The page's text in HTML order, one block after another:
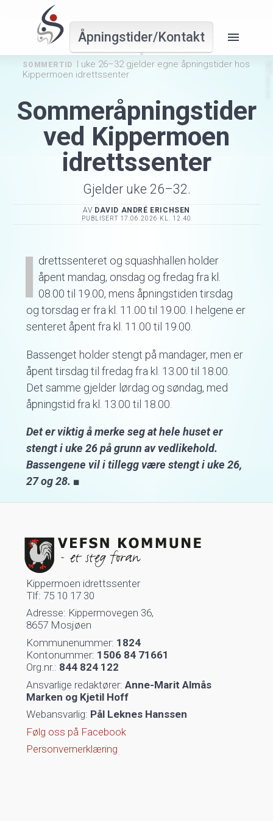
SOMMERTID
I uke 26–32 gjelder egne åpningstider hos
Kippermoen idrettssenter
Sommeråpningstider
ved Kippermoen
idrettssenter
Gjelder uke 26–32.
AV DAVID ANDRÉ ERICHSEN
PUBLISERT 17.06.2026 KL. 12.40
I drettssenteret og squashhallen holder
åpent mandag, onsdag og fredag fra kl.
08.00 til 19.00, mens åpningstiden tirsdag
og torsdag er fra kl. 11.00 til 19.00. I helgene er
senteret åpent fra kl. 11.00 til 19.00.
Bassenget holder stengt på mandager, men er
åpent tirsdag til fredag fra kl. 13.00 til 18.00.
Det samme gjelder lørdag og søndag, med
åpningstid fra kl. 13.00 til 18.00.
Det er viktig å merke seg at hele huset er
stengt i uke 26 på grunn av vedlikehold.
Bassengene vil i tillegg være stengt i uke 26,
27 og 28.
Åpningstider/​Kontakt menu
Kippermoen idrettssenter
Tlf: 75 10 17 30
Adresse: Kippermovegen 36,
8657 Mosjøen
Kommunenummer: 1824
Kontonummer: 1506 84 71661
Org.nr.: 844 824 122
Ansvarlige redaktører: Anne-Marit Almås
Marken og Kjetil Hoff
Webansvarlig: Pål Leknes Hanssen
Følg oss på Facebook
Personvernerklæring